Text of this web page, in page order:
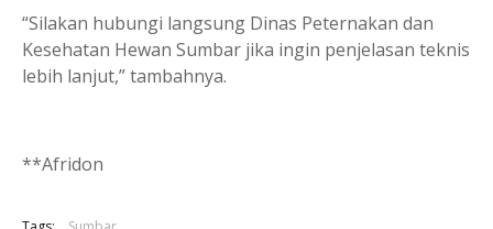
“Silakan hubungi langsung Dinas Peternakan dan
Kesehatan Hewan Sumbar jika ingin penjelasan teknis
lebih lanjut,” tambahnya.
**Afridon